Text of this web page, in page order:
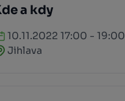
a kdy
10.11.2022 17:00 - 19:00
Jihlava